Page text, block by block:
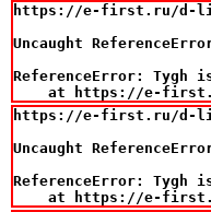
https://e-first.ru/d-link-
Uncaught
ReferenceError: Tygh
at https://e-
https://e-first.ru/d-link-
Uncaught
ReferenceError: Tygh
at https://e-